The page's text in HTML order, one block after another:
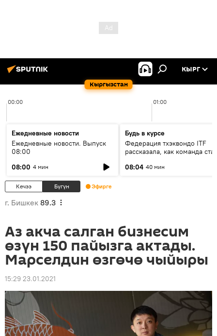
Кыргызстан
КЫРГ
00:00 01:00
Ежедневные новости
Ежедневные новости. Выпуск
08:00
08:00 4 мин
Будь в курсе
Федерация тхэквондо ITF
рассказала, как команда
08:04 40 мин
Кечээ Бүгүн Эфирге
г. Бишкек 89.3
Аз акча салган бизнесим
өзүн 150 пайызга актады.
Марселдин өзгөчө чыйыры
15:29 23.01.2021